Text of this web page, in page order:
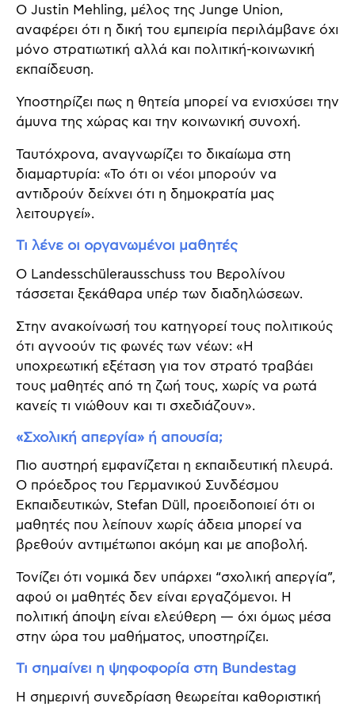
Ο Justin Mehling, μέλος της Junge Union,
αναφέρει ότι η δική του εμπειρία περιλάμβανε όχι
μόνο στρατιωτική αλλά και πολιτική-κοινωνική
εκπαίδευση.
Υποστηρίζει πως η θητεία μπορεί να ενισχύσει την
άμυνα της χώρας και την κοινωνική συνοχή.
Ταυτόχρονα, αναγνωρίζει το δικαίωμα στη
διαμαρτυρία: «Το ότι οι νέοι μπορούν να
αντιδρούν δείχνει ότι η δημοκρατία μας
λειτουργεί».
Τι λένε οι οργανωμένοι μαθητές
Ο Landesschülerausschuss του Βερολίνου
τάσσεται ξεκάθαρα υπέρ των διαδηλώσεων.
Στην ανακοίνωσή του κατηγορεί τους πολιτικούς
ότι αγνοούν τις φωνές των νέων: «Η
υποχρεωτική εξέταση για τον στρατό τραβάει
τους μαθητές από τη ζωή τους, χωρίς να ρωτά
κανείς τι νιώθουν και τι σχεδιάζουν».
«Σχολική απεργία» ή απουσία;
Πιο αυστηρή εμφανίζεται η εκπαιδευτική πλευρά.
Ο πρόεδρος του Γερμανικού Συνδέσμου
Εκπαιδευτικών, Stefan Düll, προειδοποιεί ότι οι
μαθητές που λείπουν χωρίς άδεια μπορεί να
βρεθούν αντιμέτωποι ακόμη και με αποβολή.
Τονίζει ότι νομικά δεν υπάρχει “σχολική απεργία”,
αφού οι μαθητές δεν είναι εργαζόμενοι. Η
πολιτική άποψη είναι ελεύθερη — όχι όμως μέσα
στην ώρα του μαθήματος, υποστηρίζει.
Τι σημαίνει η ψηφοφορία στη Bundestag
Η σημερινή συνεδρίαση θεωρείται καθοριστική